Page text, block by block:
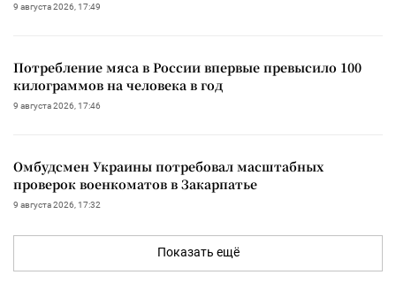
9 августа 2026, 17:49
Потребление мяса в России впервые превысило 100
килограммов на человека в год
9 августа 2026, 17:46
Омбудсмен Украины потребовал масштабных
проверок военкоматов в Закарпатье
9 августа 2026, 17:32
Показать ещё